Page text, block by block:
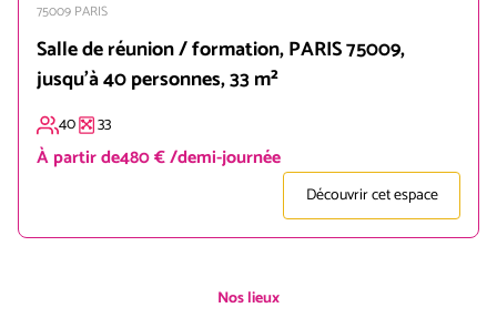
75009 PARIS
Salle de réunion / formation, PARIS 75009,
jusqu'à 40 personnes, 33 m²
40 33
À partir de480 € /demi-journée
Découvrir cet espace
Nos lieux